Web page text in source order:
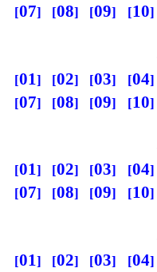
07
08 09 10
01 02 03 04
07
08 09 10
01 02 03 04
07
08 09 10
01 02 03 04